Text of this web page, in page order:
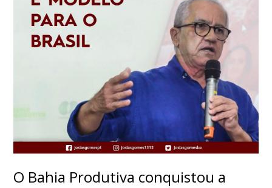
O Bahia Produtiva conquistou a